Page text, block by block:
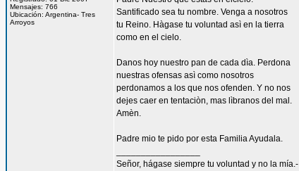
Mensajes: 766
Ubicación: Argentina- Tres
Arroyos
Santificado sea tu nombre. Venga a nosotros
tu Reino. Hàgase tu voluntad asì en la tierra
como en el cielo.
Danos hoy nuestro pan de cada dìa. Perdona
nuestras ofensas asì como nosotros
perdonamos a los que nos ofenden. Y no nos
dejes caer en tentaciòn, mas lìbranos del mal.
Amèn.
Padre mio te pido por esta Familia Ayudala.
Señor, hágase siempre tu voluntad y no la mía.-